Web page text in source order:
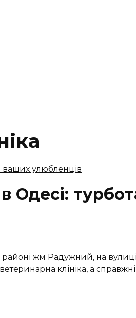
Одесі:
районі жм Радужний, на
клініка, а